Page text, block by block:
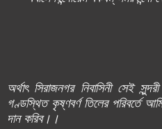
অর্থাৎ সিরাজনগর নিবাসিনী সেই
গণ্ডস্থিত কৃষ্ণবর্ণ তিলের পরিবর্তে
দান করিব।।